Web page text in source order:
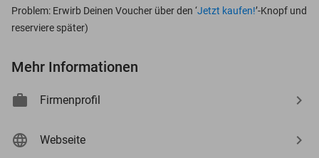
Problem: Erwirb Deinen Voucher über den ‘Jetzt kaufen!’-Knopf und
reserviere später)
Mehr Informationen
Firmenprofil
Webseite